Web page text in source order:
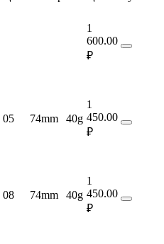
1
600.00
₽
05 74mm 40g
1
450.00
₽
08 74mm 40g
1
450.00
₽